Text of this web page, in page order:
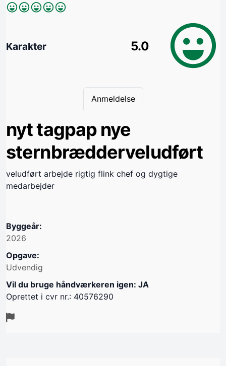
Karakter 5.0
Anmeldelse
nyt tagpap nye
sternbrædderveludført
veludført arbejde rigtig flink chef og dygtige
medarbejder
Byggeår:
2026
Opgave:
Udvendig
Vil du bruge håndværkeren igen: JA
Oprettet i cvr nr.: 40576290